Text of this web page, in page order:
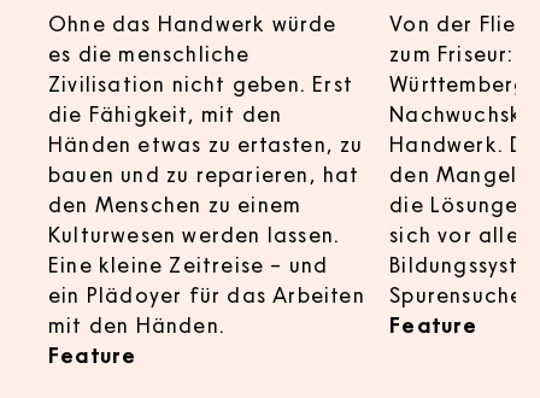
Ohne das Handwerk würde
es die menschliche
Zivilisation nicht geben. Erst
die Fähigkeit, mit den
Händen etwas zu ertasten, zu
bauen und zu reparieren, hat
den Menschen zu einem
Kulturwesen werden lassen.
Eine kleine Zeitreise – und
ein Plädoyer für das Arbeiten
mit den Händen.
Feature
Von der
zum Friseur:
Württemberg
Handwerk.
den Mangel
die
sich vor
Spurensuche.
Feature